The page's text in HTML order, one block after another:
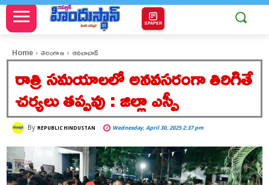
EPAPER
Home తెలంగాణ ఆదిలాబాద్
రాత్రి సమయాలలో అనవసరంగా తిరిగితే
చర్యలు తప్పవు : జిల్లా ఎస్పీ
By REPUBLIC HINDUSTAN Wednesday, April 30, 2025 2:37 pm